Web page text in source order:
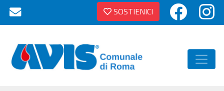
SOSTIENICI